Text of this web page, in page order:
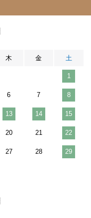
木 金 土
1
6 7 8
13 14 15
20 21 22
27 28 29